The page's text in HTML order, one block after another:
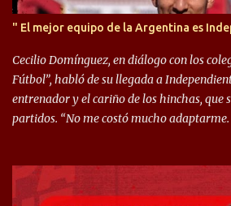
" El mejor equipo de la Argentina es
Cecilio Domínguez, en diálogo con los
Fútbol”, habló de su llegada a
entrenador y el cariño de los hinchas, que
partidos. “No me costó mucho
llegué a un Independiente que juega muy
mucho. Me favorece por la forma de